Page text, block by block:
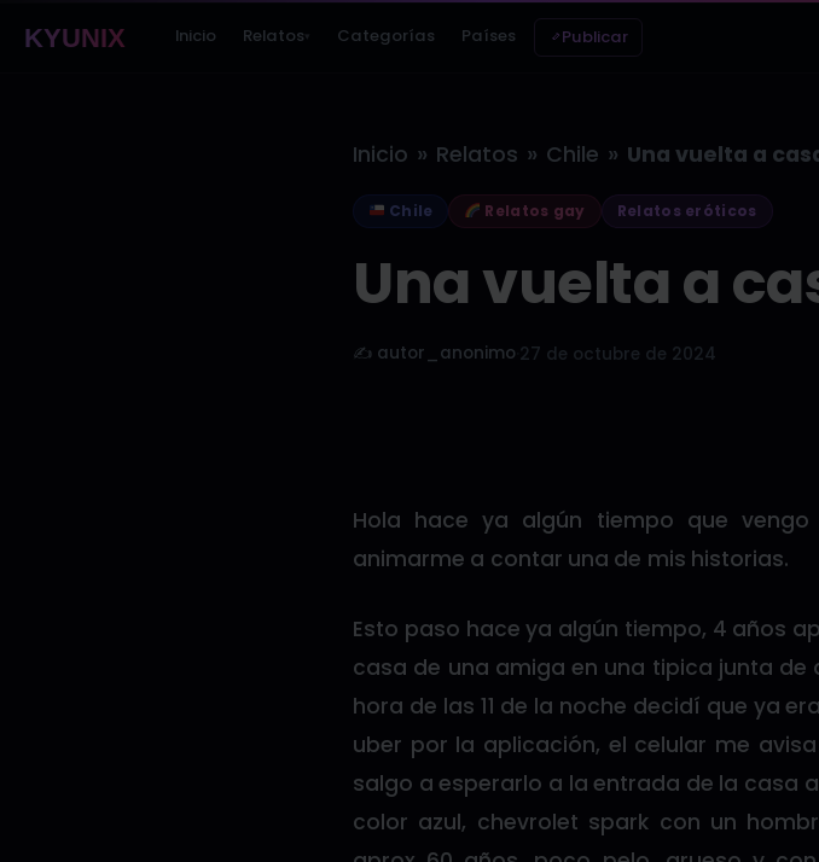
KYUNIX Inicio Relatos▾ Categorías Países Publicar
Inicio » Relatos » Chile » Una vuelta a
Chile Relatos gay Relatos eróticos
Una vuelta a
✍️ autor_anonimo 27 de octubre de 2024
Hola hace ya algún tiempo que
animarme a contar una de mis historias.
Esto paso hace ya algún tiempo, 4 años
casa de una amiga en una tipica junta
hora de las 11 de la noche decidí que ya
uber por la aplicación, el celular me
salgo a esperarlo a la entrada de la casa
color azul, chevrolet spark con un